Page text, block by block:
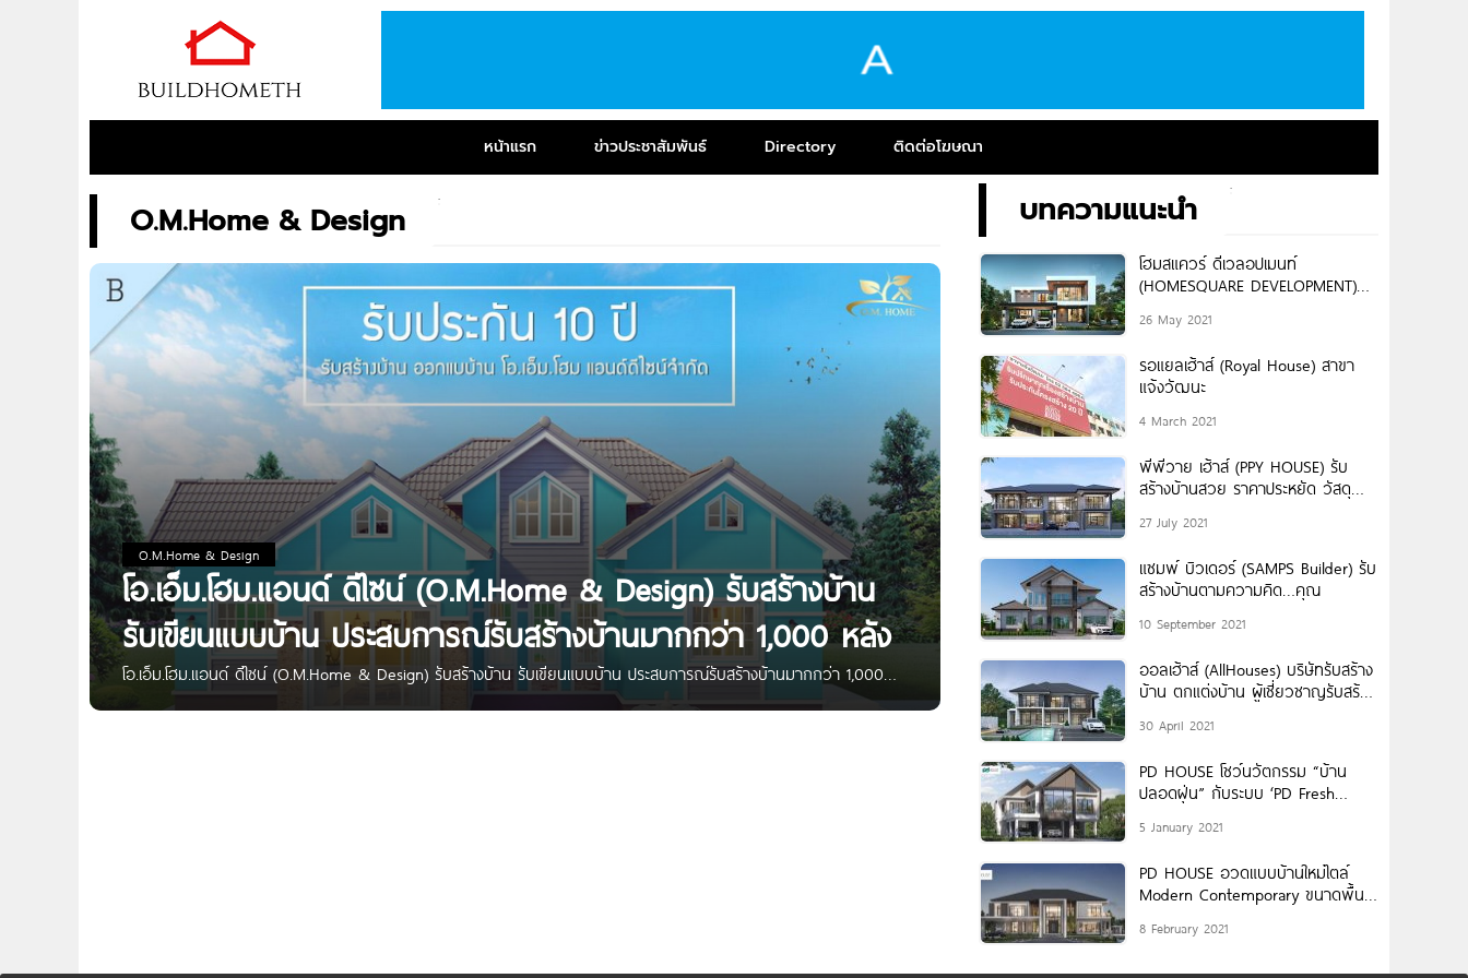
หน้าแรก ข่าวประชาสัมพันธ์ Directory ติดต่อโฆษณา
O.M.Home & Design
O.M.Home & Design
โอ.เอ็ม.โฮม.แอนด์ ดีไซน์ (O.M.Home & Design) รับสร้างบ้าน
รับเขียนแบบบ้าน ประสบการณ์รับสร้างบ้านมากกว่า 1,000 หลัง
โอ.เอ็ม.โฮม.แอนด์ ดีไซน์ (O.M.Home & Design) รับสร้างบ้าน รับเขียนแบบบ้าน ประสบการณ์รับสร้างบ้านมากกว่า 1,000
หลัง โอ.เอ็ม.โฮม.แอนด์ ดีไซน์ (O.M.Home & Design) | บริษัทรับสร้างบ้าน ออกแบบบ้าน ขายแบบบ้าน แบบบ้านสวย แบบ
บทความแนะนำ
โฮมสแควร์ ดีเวลอปเมนท์
(HOMESQUARE DEVELOPMENT)
ปรับปรุง อาคารทุกประเภท
26 May 2021
รอแยลเฮ้าส์ (Royal House) สาขา
แจ้งวัฒนะ
4 March 2021
พีพีวาย เฮ้าส์ (PPY HOUSE) รับ
สร้างบ้านสวย ราคาประหยัด วัสดุ
27 July 2021
แซมพ์ บิวเดอร์ (SAMPS Builder) รับ
สร้างบ้านตามความคิด…คุณ
10 September 2021
ออลเฮ้าส์ (AllHouses) บริษัทรับสร้าง
บ้าน ตกแต่งบ้าน ผู้เชี่ยวชาญรับสร้าง
30 April 2021
PD HOUSE โชว์นวัตกรรม “บ้าน
ปลอดฝุ่น” กับระบบ ‘PD Fresh
ครอบครัว
5 January 2021
PD HOUSE อวดแบบบ้านใหม่ไตล์
Modern Contemporary ขนาดพื้นที่
8 February 2021